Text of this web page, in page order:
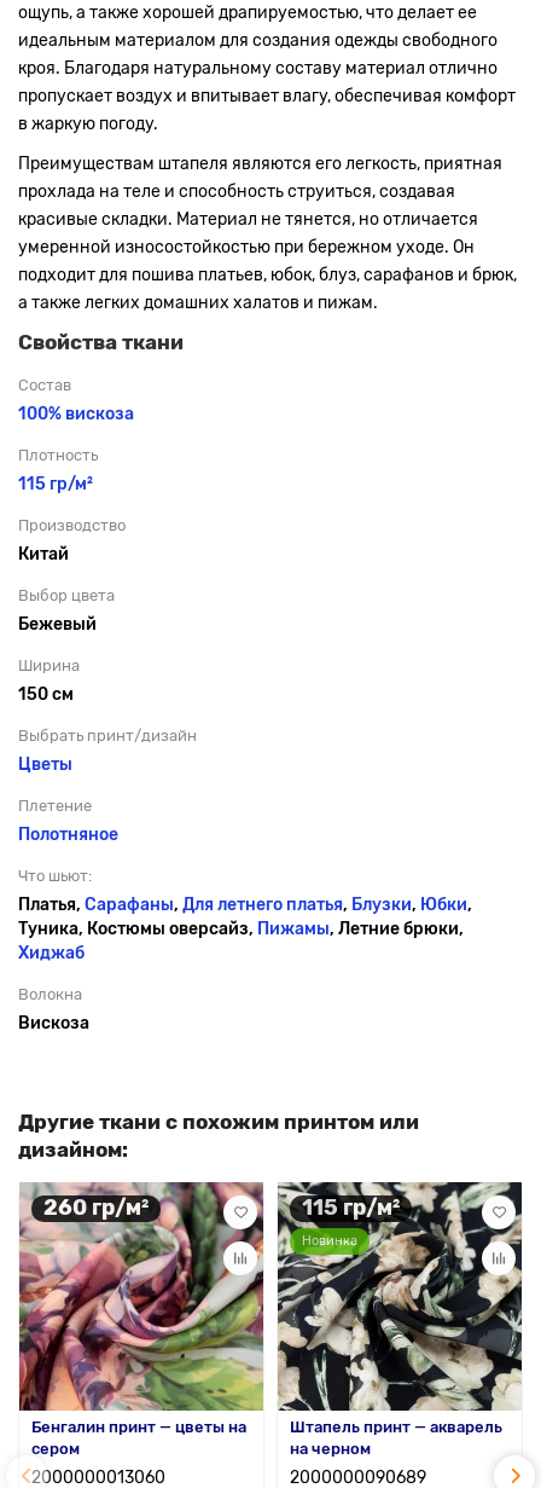
ощупь, а также хорошей драпируемостью, что делает ее
идеальным материалом для создания одежды свободного
кроя. Благодаря натуральному составу материал отлично
пропускает воздух и впитывает влагу, обеспечивая комфорт
в жаркую погоду.
Преимуществам штапеля являются его легкость, приятная
прохлада на теле и способность струиться, создавая
красивые складки. Материал не тянется, но отличается
умеренной износостойкостью при бережном уходе. Он
подходит для пошива платьев, юбок, блуз, сарафанов и брюк,
а также легких домашних халатов и пижам.
Свойства ткани
Состав
100% вискоза
Плотность
115 гр/м²
Производство
Китай
Выбор цвета
Бежевый
Ширина
150 см
Выбрать принт/дизайн
Цветы
Плетение
Полотняное
Что шьют:
Платья, Сарафаны, Для летнего платья, Блузки, Юбки,
Туника, Костюмы оверсайз, Пижамы, Летние брюки,
Хиджаб
Волокна
Вискоза
Другие ткани с похожим принтом или
дизайном:
260 гр/м²
Бенгалин принт — цветы на
сером
2000000013060
115 гр/м²
Новинка
Штапель принт — акварель
на черном
2000000090689